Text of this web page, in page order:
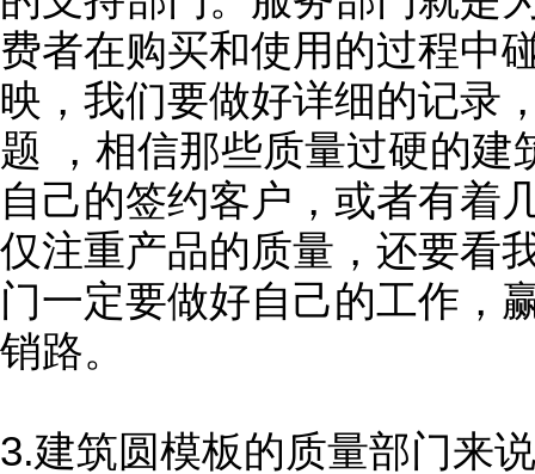
费者在购买和使用的过程中
映，我们要做好详细的记录
题 ，相信那些质量过硬的建
自己的签约客户，或者有着
仅注重产品的质量，还要看
门一定要做好自己的工作，
销路。
3.建筑圆模板的质量部门来